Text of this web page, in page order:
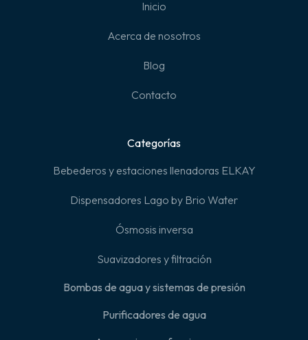
Inicio
Acerca de nosotros
Blog
Contacto
Categorías
Bebederos y estaciones llenadoras ELKAY
Dispensadores Lago by Brio Water
Ósmosis inversa
Suavizadores y filtración
Bombas de agua y sistemas de presión
Purificadores de agua